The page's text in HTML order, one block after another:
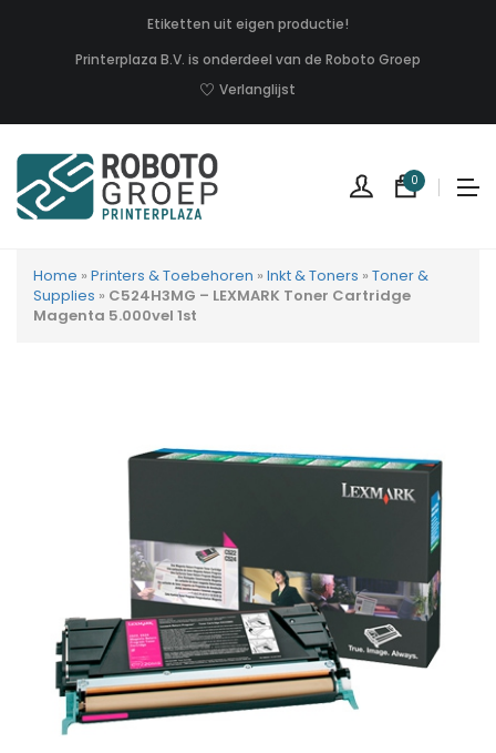
Etiketten uit eigen productie!
Printerplaza B.V. is onderdeel van de Roboto Groep
Verlanglijst
0
in
uw
Home » Printers & Toebehoren » Inkt & Toners » Toner &
Supplies » C524H3MG – LEXMARK Toner Cartridge
Magenta 5.000vel 1st